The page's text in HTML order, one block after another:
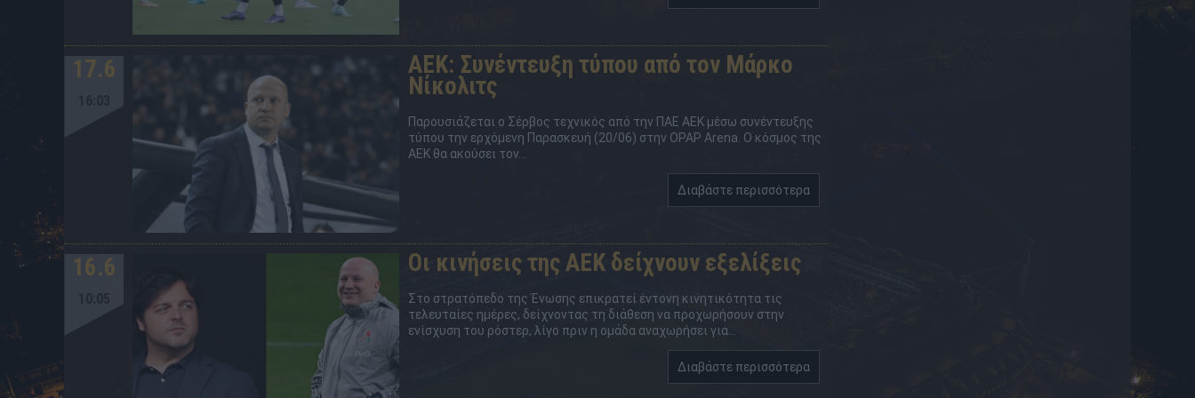
17.6 ΑΕΚ: Συνέντευξη τύπου από τον Μάρκο
Νίκολιτς
Παρουσιάζεται ο Σέρβος τεχνικός από την ΠΑΕ ΑΕΚ μέσω συνέντευξης
τύπου την ερχόμενη Παρασκευή (20/06) στην OPAP Arena. Ο κόσμος της
ΑΕΚ θα ακούσει τον...
Διαβάστε περισσότερα
16.6 Οι κινήσεις της ΑΕΚ δείχνουν εξελίξεις
Στο στρατόπεδο της Ένωσης επικρατεί έντονη κινητικότητα τις
τελευταίες ημέρες, δείχνοντας τη διάθεση να προχωρήσουν στην
ενίσχυση του ρόστερ, λίγο πριν η ομάδα αναχωρήσει για...
Διαβάστε περισσότερα